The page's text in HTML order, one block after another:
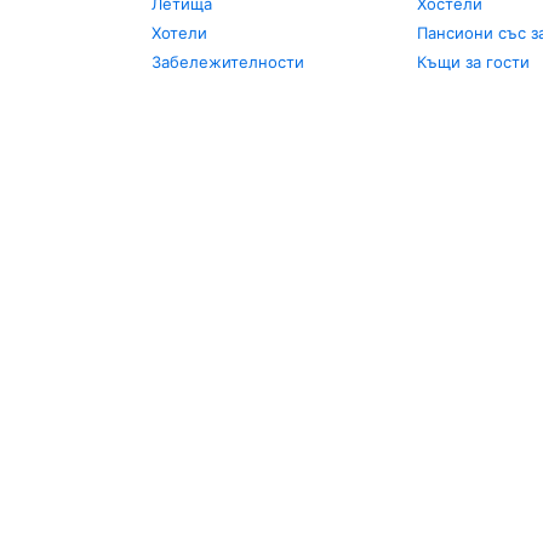
Хотели
Забележителности
Пансиони със
Къщи за гости